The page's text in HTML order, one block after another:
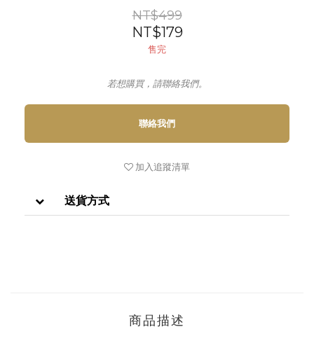
NT$499
NT$179
售完
若想購買，請聯絡我們。
聯絡我們
加入追蹤清單
送貨方式
商品描述